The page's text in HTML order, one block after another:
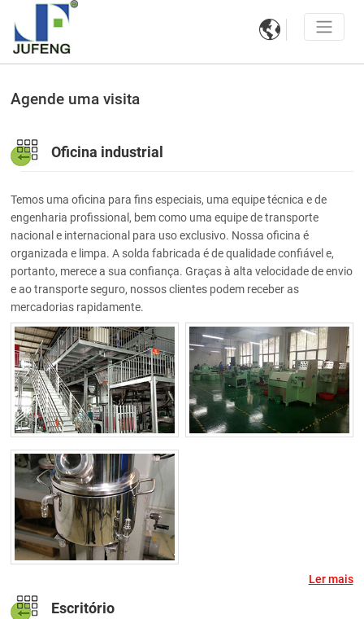

Agende uma visita
Oficina industrial
Temos uma oficina para fins especiais, uma equipe técnica e de
engenharia profissional, bem como uma equipe de transporte
nacional e internacional para uso exclusivo. Nossa oficina é
organizada e limpa. A solda fabricada é de qualidade confiável e,
portanto, merece a sua confiança. Graças à alta velocidade de envio
e ao transporte seguro, nossos clientes podem receber as
mercadorias rapidamente.
Ler mais
Escritório